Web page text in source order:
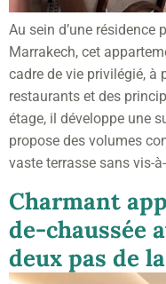
Au sein d’une résidence
Marrakech, cet
cadre de vie privilégié, à
restaurants et des
étage, il développe une
propose des volumes
vaste terrasse sans vis-
Charmant
de-chaussée
deux pas de